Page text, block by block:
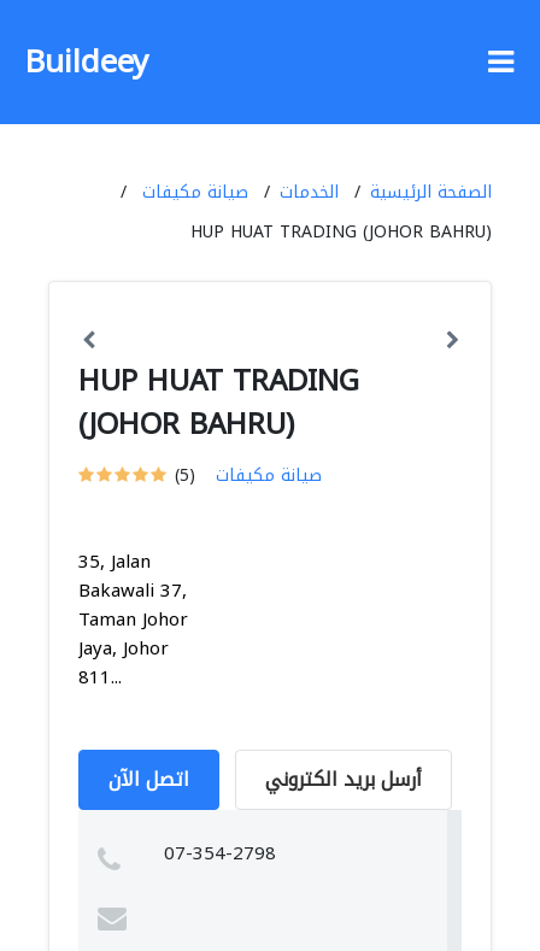
Buildeey
الصفحة الرئيسية الخدمات
صيانة مكيفات
HUP HUAT TRADING (JOHOR BAHRU)
HUP HUAT TRADING
(JOHOR BAHRU)
(5) صيانة مكيفات
35, Jalan
Bakawali 37,
Taman Johor
Jaya, Johor
811...
اتصل الآن أرسل بريد الكتروني
07-354-2798